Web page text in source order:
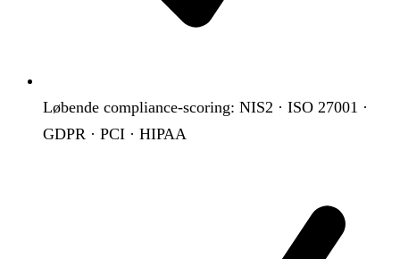
Løbende compliance-scoring: NIS2 · ISO 27001 ·
GDPR · PCI · HIPAA